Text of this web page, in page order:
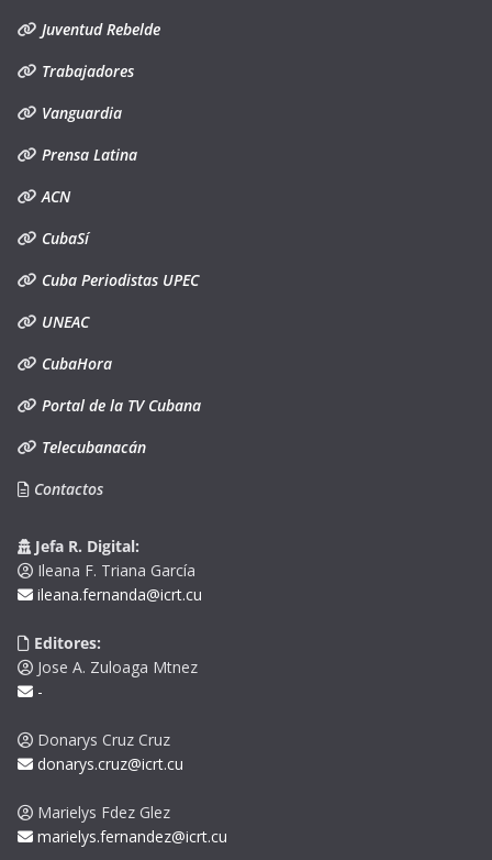
Juventud Rebelde
Trabajadores
Vanguardia
Prensa Latina
ACN
CubaSí
Cuba Periodistas UPEC
UNEAC
CubaHora
Portal de la TV Cubana
Telecubanacán
Contactos
Jefa R. Digital:
Ileana F. Triana García
ileana.fernanda@icrt.cu
Editores:
Jose A. Zuloaga Mtnez
-
Donarys Cruz Cruz
donarys.cruz@icrt.cu
Marielys Fdez Glez
marielys.fernandez@icrt.cu